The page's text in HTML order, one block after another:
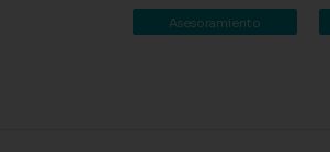
Asesoramiento